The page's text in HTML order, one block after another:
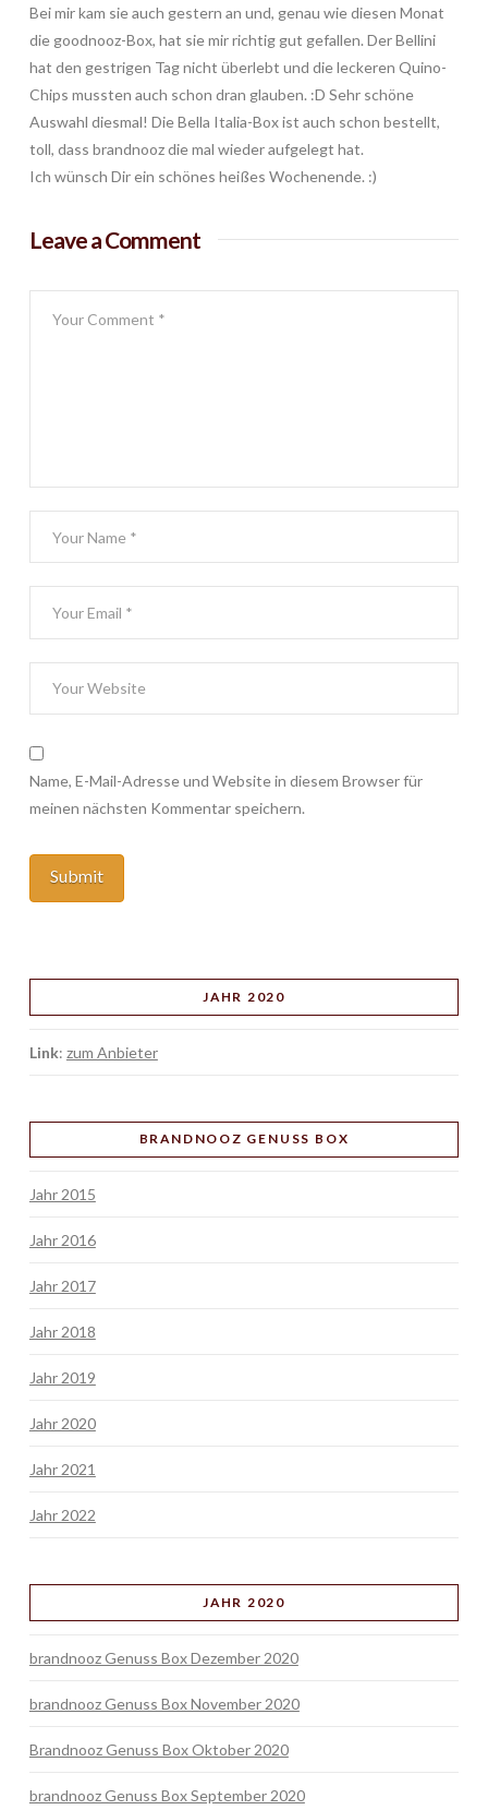
Bei mir kam sie auch gestern an und, genau wie diesen Monat
die goodnooz-Box, hat sie mir richtig gut gefallen. Der Bellini
hat den gestrigen Tag nicht überlebt und die leckeren Quino-
Chips mussten auch schon dran glauben. :D Sehr schöne
Auswahl diesmal! Die Bella Italia-Box ist auch schon bestellt,
toll, dass brandnooz die mal wieder aufgelegt hat.
Ich wünsch Dir ein schönes heißes Wochenende. :)
Leave a Comment
Name, E-Mail-Adresse und Website in diesem Browser für
meinen nächsten Kommentar speichern.
JAHR 2020
Link: zum Anbieter
BRANDNOOZ GENUSS BOX
Jahr 2015
Jahr 2016
Jahr 2017
Jahr 2018
Jahr 2019
Jahr 2020
Jahr 2021
Jahr 2022
JAHR 2020
brandnooz Genuss Box Dezember 2020
brandnooz Genuss Box November 2020
Brandnooz Genuss Box Oktober 2020
brandnooz Genuss Box September 2020